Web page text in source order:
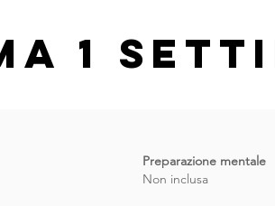
1
Preparazione mentale
Non inclusa